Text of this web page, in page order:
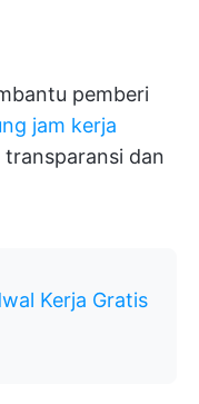
pemberi
jam kerja
dan
Kerja Gratis